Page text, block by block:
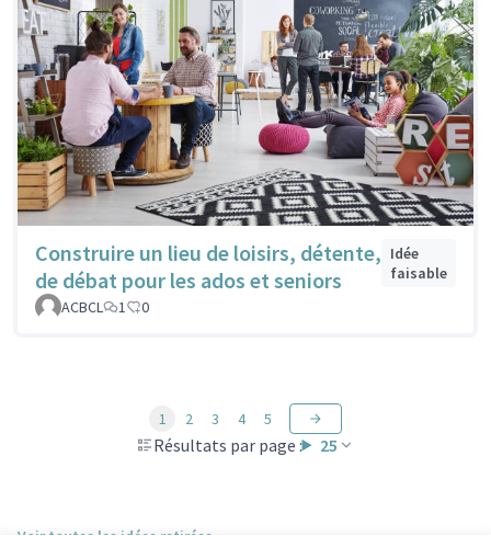
Construire un lieu de loisirs, détente,
de débat pour les ados et seniors
Idée
faisable
ACBCL
1 0
Résultats par page : 25
1 2 3 4 5